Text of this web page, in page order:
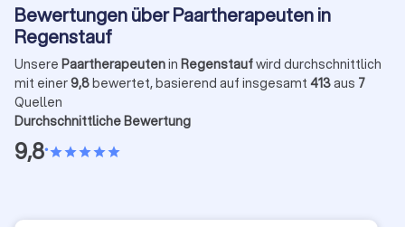
Bewertungen über Paartherapeuten in
Regenstauf
Unsere Paartherapeutenin Regenstaufwird durchschnittlich
mit einer9,8bewertet, basierend auf insgesamt 413aus 7
Quellen
Durchschnittliche Bewertung
9,8•starstarstarstarstar